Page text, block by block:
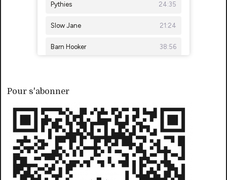
Pour s'abonner